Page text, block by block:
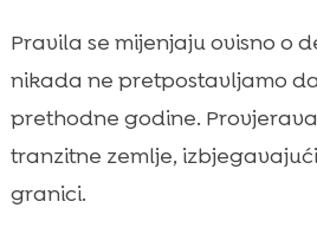
Pravila se mijenjaju ovisno o
nikada ne pretpostavljamo
prethodne godine.
tranzitne zemlje,
granici.